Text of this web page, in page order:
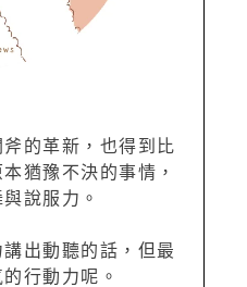
的革新，也得到比
猶豫不決的事情，
說服力。
出動聽的話，但最
行動力呢。